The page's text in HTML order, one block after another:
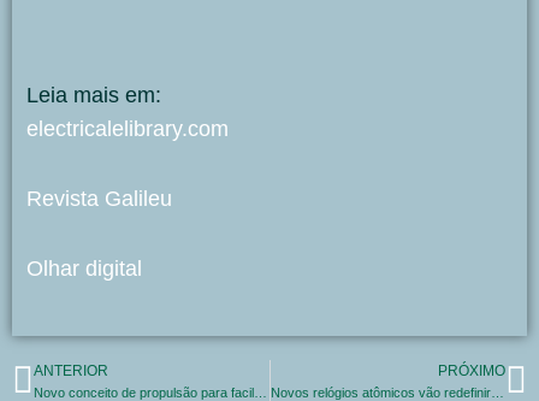
Leia mais em:
electricalelibrary.com
Revista Galileu
Olhar digital
ANTERIOR PRÓXIMO
Novos relógios atômicos vão redefinir o segundo